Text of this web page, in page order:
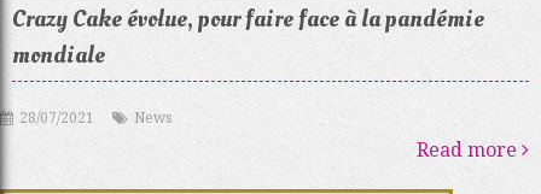
Crazy Cake évolue, pour faire face à la pandémie
mondiale
28/07/2021 News
Read more